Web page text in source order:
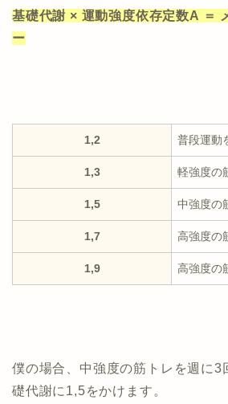
基礎代謝 × 運動強度依存定数A ＝
ー
1,2 普段運動
1,3 軽強度の
1,5 中強度の
1,7 高強度の
1,9 高強度の
僕の場合、中強度の筋トレを週に3
礎代謝に1,5をかけます。